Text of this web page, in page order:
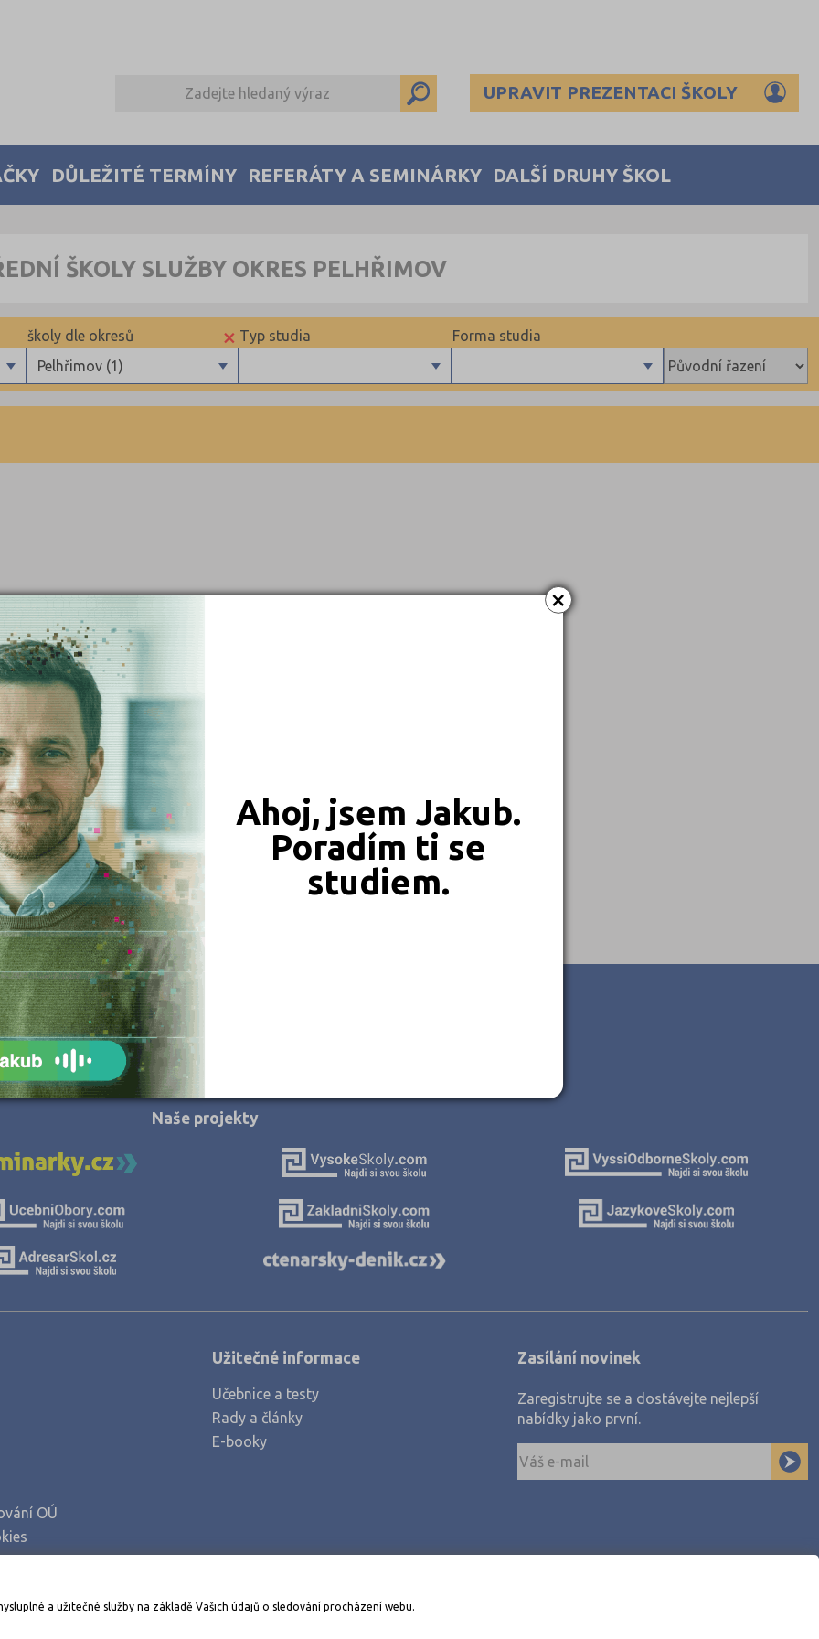
×
Ahoj, jsem Jakub.
Poradím ti se
studiem.
UPRAVIT PREZENTACI ŠKOLY
DŮLEŽITÉ TERMÍNY REFERÁTY A SEMINÁRKY DALŠÍ DRUHY ŠKOL
ŠKOLY SLUŽBY OKRES PELHŘIMOV
Forma studia
Typ studia
×
Pelhřimov (1)
školy dle okresů
Bruntál (2)
Děčín (3)
Domažlice (1)
Frýdek-Místek (1)
Hodonín (3)
Hradec Králové (4)
Cheb (1)
Chomutov (1)
Jeseník (3)
Jihlava (1)
Jindřichův Hradec (2)
Karlovy Vary (2)
Karviná (4)
Kladno (2)
Klatovy (2)
Kroměříž (1)
Kutná Hora (1)
Louny (3)
Mělník (1)
Most (2)
Plzeň-město (2)
Prachatice (1)
JSME TAM, KDE JSTE VY
Naše projekty
OÚ
Stáhněte si aplikaci Adresář škol
Užitečné informace
Učebnice a testy
Rady a články
E-booky
Zasílání novinek
Zaregistrujte se a dostávejte nejlepší
nabídky jako první.
a užitečné služby na základě Vašich údajů o sledování procházení webu.